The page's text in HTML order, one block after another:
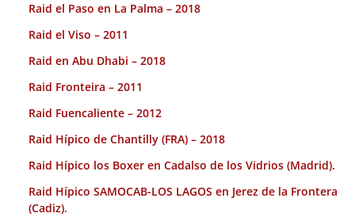
Raid el Paso en La Palma – 2018
Raid el Viso – 2011
Raid en Abu Dhabi – 2018
Raid Fronteira – 2011
Raid Fuencaliente – 2012
Raid Hípico de Chantilly (FRA) – 2018
Raid Hípico los Boxer en Cadalso de los Vidrios (Madrid).
Raid Hípico SAMOCAB-LOS LAGOS en Jerez de la Frontera
(Cadiz).